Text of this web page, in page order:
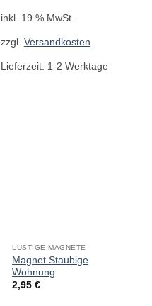
inkl. 19 % MwSt.
zzgl. Versandkosten
Lieferzeit: 1-2 Werktage
LUSTIGE MAGNETE
Magnet Staubige
Wohnung
2,95€